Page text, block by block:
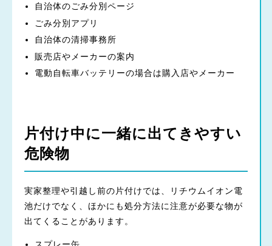
自治体のごみ分別ページ
ごみ分別アプリ
自治体の清掃事務所
販売店やメーカーの案内
電動自転車バッテリーの場合は購入店やメーカー
片付け中に一緒に出てきやすい
危険物
実家整理や引越し前の片付けでは、リチウムイオン電
池だけでなく、ほかにも処分方法に注意が必要な物が
出てくることがあります。
スプレー缶